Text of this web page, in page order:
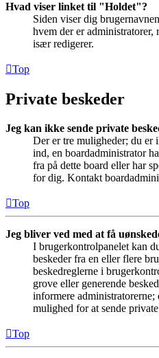
Hvad viser linket til "Holdet"?
Siden viser dig
hvem der er
især redigerer.
Top
Private beskeder
Jeg kan ikke sende private
Der er tre muligheder; du
ind, en boardadministrator
fra på dette board eller har
for dig. Kontakt
Top
Jeg bliver ved med at få
I brugerkontrolpanelet kan
beskeder fra en eller flere
beskedreglerne i
grove eller generende
informere
mulighed for at sende private
Top